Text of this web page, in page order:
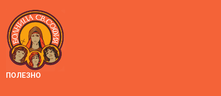
ПОЛЕЗНО